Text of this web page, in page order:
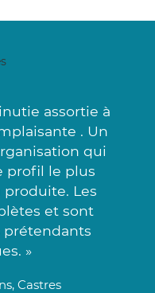
assortie à
. Un
qui
profil le plus
Les
et sont
prétendants
»
Castres